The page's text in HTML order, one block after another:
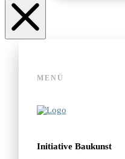
MENÜ
Initiative Baukunst